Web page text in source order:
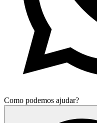
Como podemos ajudar?